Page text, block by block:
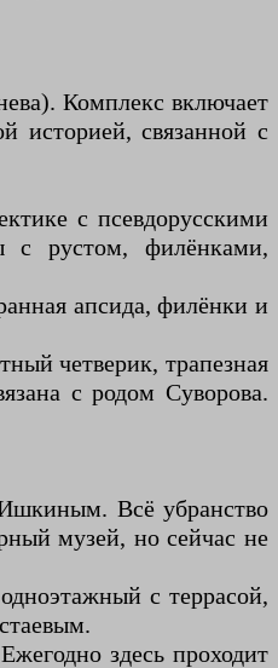
Комплекс включает
историей, связанной с
с псевдорусскими
с рустом, филёнками,
апсида, филёнки и
четверик, трапезная
с родом Суворова.
Всё убранство
музей, но сейчас не
с террасой,
здесь проходит